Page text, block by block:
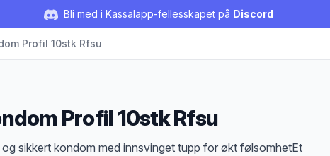
Bli med i Kassalapp-fellesskapet på Discord
Profil 10stk Rfsu
Profil 10stk Rfsu
sikkert kondom med innsvinget tupp for økt følsomhetEt